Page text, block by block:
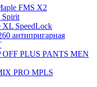
FMS X2
Spirit
XL SpeedLock
антипригарная
PLUS PANTS MEN
PRO MPLS